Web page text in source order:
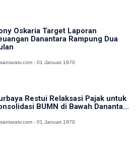
Oskaria Target Laporan
Danantara Rampung Dua
- 01 Januari 1970
Restui Relaksasi Pajak untuk
BUMN di Bawah Dananta...
- 01 Januari 1970